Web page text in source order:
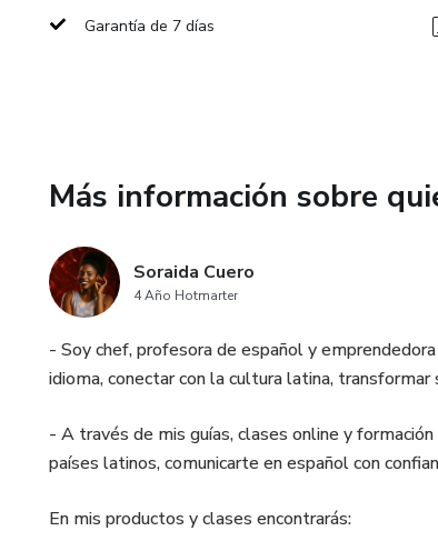
Garantía de 7 días
Más información sobre
Soraida Cuero
4 Año Hotmarter
- Soy chef, profesora de español y
idioma, conectar con la cultura latina,
- A través de mis guías, clases online y
países latinos, comunicarte en español con
En mis productos y clases encontrarás: